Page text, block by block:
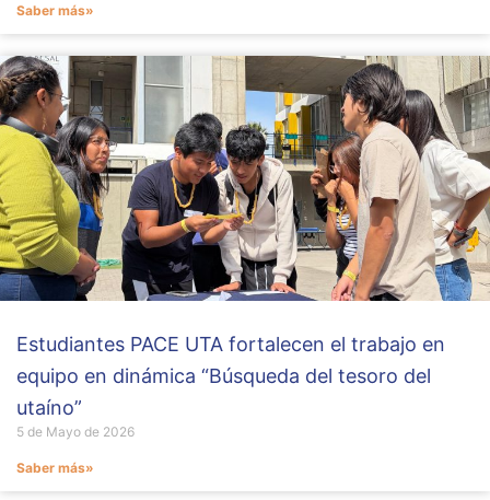
Saber más»
Estudiantes PACE UTA fortalecen el trabajo en
equipo en dinámica “Búsqueda del tesoro del
utaíno”
5 de Mayo de 2026
Saber más»